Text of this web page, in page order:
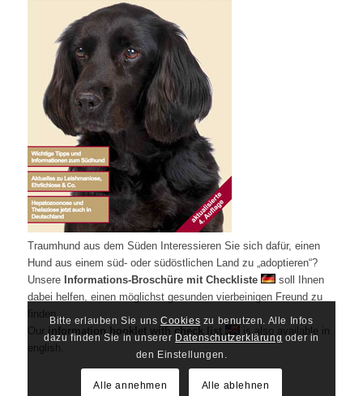
Traumhund aus dem Süden Interessieren Sie sich dafür, einen
Hund aus einem süd- oder südöstlichen Land zu „adoptieren“?
Unsere Informations-Broschüre mit Checkliste
soll Ihnen
dabei helfen, einen möglichst gesunden vierbeinigen Freund zu
finden.
Our information booklet with check list
is also available in
english.
Bitte erlauben Sie unsCookies zu benutzen. Alle Infos
dazu finden Sie in unserer Datenschutzerklärungoder in
den Einstellungen.
Alle annehmen Alle ablehnen